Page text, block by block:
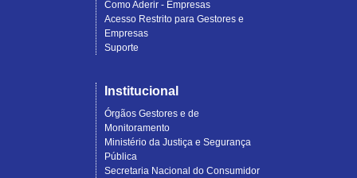
Como Aderir - Empresas
Acesso Restrito para Gestores e
Empresas
Suporte
Institucional
Órgãos Gestores e de
Monitoramento
Ministério da Justiça e Segurança
Pública
Secretaria Nacional do Consumidor